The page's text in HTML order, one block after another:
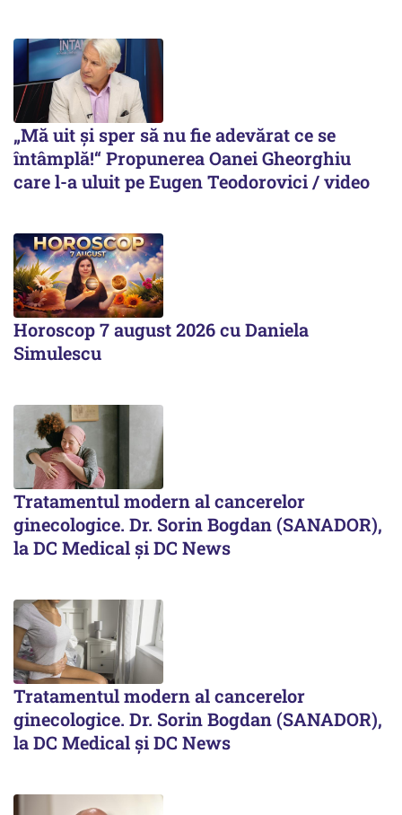
„Mă uit și sper să nu fie adevărat ce se
întâmplă!“ Propunerea Oanei Gheorghiu
care l-a uluit pe Eugen Teodorovici / video
Horoscop 7 august 2026 cu Daniela
Simulescu
Tratamentul modern al cancerelor
ginecologice. Dr. Sorin Bogdan (SANADOR),
la DC Medical și DC News
Tratamentul modern al cancerelor
ginecologice. Dr. Sorin Bogdan (SANADOR),
la DC Medical și DC News